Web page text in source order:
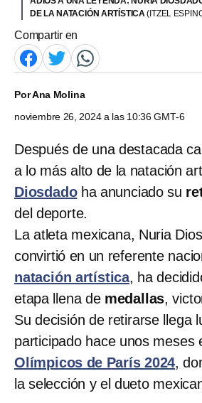
DE LA NATACIÓN ARTÍSTICA(ITZEL
Compartir en
PorAna Molina
noviembre 26, 2024 a las 10:36 GMT-6
Después de una destacada
a lo más alto de la natación
Diosdadoha anunciado su
del deporte.
La atleta mexicana, Nuria
convirtió en un referente
natación artística, ha
etapa llena de medallas,
Su decisión de retirarse llega
participado hace unos meses
Olímpicos de París 2024,
la selección y el dueto